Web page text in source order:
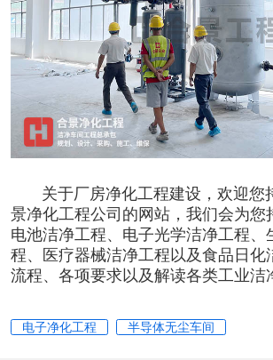
关于厂房净化工程建设，欢迎您
景净化工程公司的网站，我们会为您
电池洁净工程、 电子光学洁净工程、
程、 医疗器械洁净工程 以及食品日化
流程、各项要求以及解读各类工业洁
电子净化工程 半导体无尘车间